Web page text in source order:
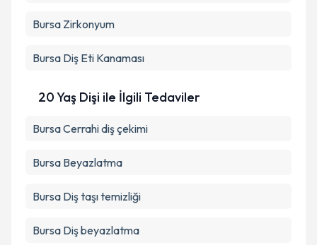
Bursa Zirkonyum
Bursa Diş Eti Kanaması
20 Yaş Dişi ile İlgili Tedaviler
Bursa Cerrahi diş çekimi
Bursa Beyazlatma
Bursa Diş taşı temizliği
Bursa Diş beyazlatma